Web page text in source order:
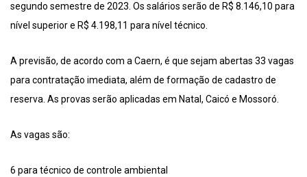
segundo semestre de 2023. Os salários serão de R$ 8.146,10 para
nível superior e R$ 4.198,11 para nível técnico.
A previsão, de acordo com a Caern, é que sejam abertas 33 vagas
para contratação imediata, além de formação de cadastro de
reserva. As provas serão aplicadas em Natal, Caicó e Mossoró.
As vagas são:
6 para técnico de controle ambiental